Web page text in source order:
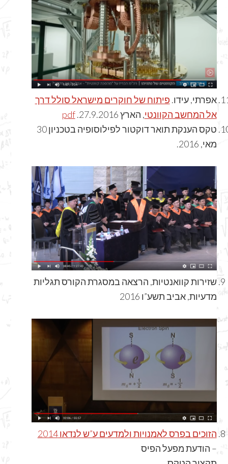
אפרתי, עידו. פיתוח של חוקרים מישראל סולל דרך
אל המחשב הקוונטי, הארץ 27.9.2016.
pdf
טקס הענקת תואר דוקטור לפילוסופיה בטכניון 30
מאי, 2016.
שזירות קוואנטיות, הרצאה במסגרת הקורס תגליות
מדעיות, אביב תשע”ו 2016
הזוכים בפרס לאמנויות ולמדעים ע”ש לנדאו 2014
– הודעת מפעל הפיס